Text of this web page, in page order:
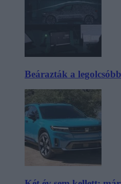
Beárazták a